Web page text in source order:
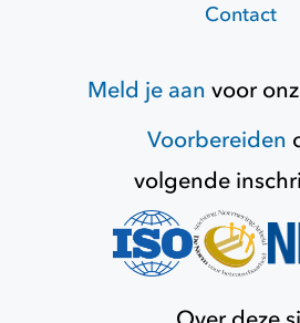
Contact
Meld je aan voor
Voorbereiden
volgende